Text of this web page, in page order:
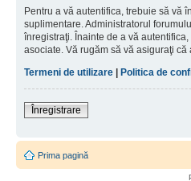
Pentru a vă autentifica, trebuie să vă
suplimentare. Administratorul
înregistraţi. Înainte de a vă
asociate. Vă rugăm să vă asiguraţi
Termeni de utilizare | Politica de
Înregistrare
Prima pagină